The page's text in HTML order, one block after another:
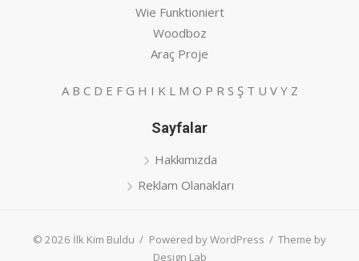
Wie Funktioniert
Woodboz
Araç Proje
A B C D E F G H I K L M O P R S Ş T U V Y Z
Sayfalar
Hakkımızda
Reklam Olanakları
© 2026 İlk Kim Buldu / Powered by WordPress / Theme by
Design Lab